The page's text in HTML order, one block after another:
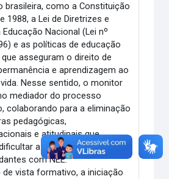
brasileira, como a Constituição
1988, a Lei de Diretrizes e
Educação Nacional (Lei nº
e as políticas de educação
que asseguram o direito de
e aprendizagem ao
Nesse sentido, o monitor
mediador do processo
colaborando para a eliminação
pedagógicas,
e atitudinais que
a participação plena
com NEE.
de vista formativo, a iniciação